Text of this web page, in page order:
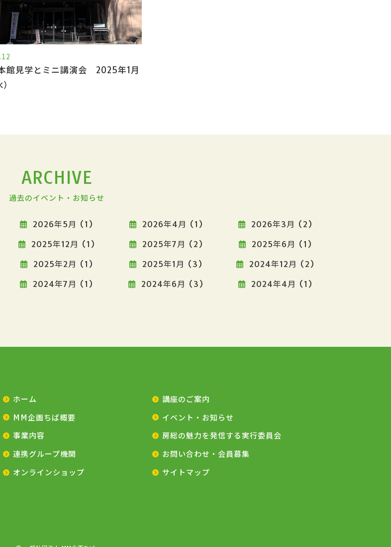
館見学とミニ講演会 2025年1月
ARCHIVE
過去のイベント・お知らせ
2026年5月 (1) 2026年4月 (1)
2026年3月 (2)
2025年12月 (1) 2025年7月 (2)
2025年6月 (1)
2025年2月 (1) 2025年1月 (3)
2024年12月 (2)
2024年7月 (1) 2024年6月 (3) 2024年4月 (1)
ホーム
MM企画ちば概要
事業内容
連携グループ機関
オンラインショップ
講座のご案内
イベント・お知らせ
房総の魅力を発信する実行委員会
お問い合わせ・会員募集
サイトマップ